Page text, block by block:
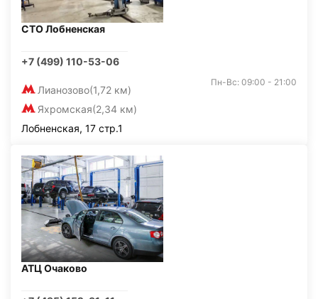
СТО Лобненская
+7 (499) 110-53-06
Лианозово(1,72 км)
Яхромская(2,34 км)
Пн-Вс: 09:00 - 21:00
Лобненская, 17 стр.1
АТЦ Очаково